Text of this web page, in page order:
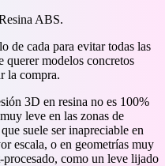
ABS.
de cada para evitar todas las
querer modelos concretos
la compra.
3D en resina no es 100%
leve en las zonas de
suele ser inapreciable en
escala, o en geometrías muy
como un leve lijado